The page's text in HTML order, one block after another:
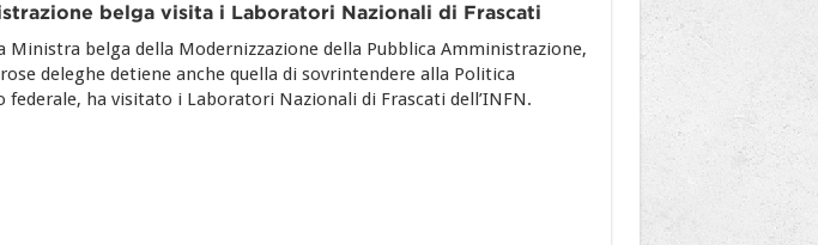
belga visita i Laboratori Nazionali di Frascati
Ministra belga della Modernizzazione della Pubblica Amministrazione,
deleghe detiene anche quella di sovrintendere alla Politica
federale, ha visitato i Laboratori Nazionali di Frascati dell’INFN.